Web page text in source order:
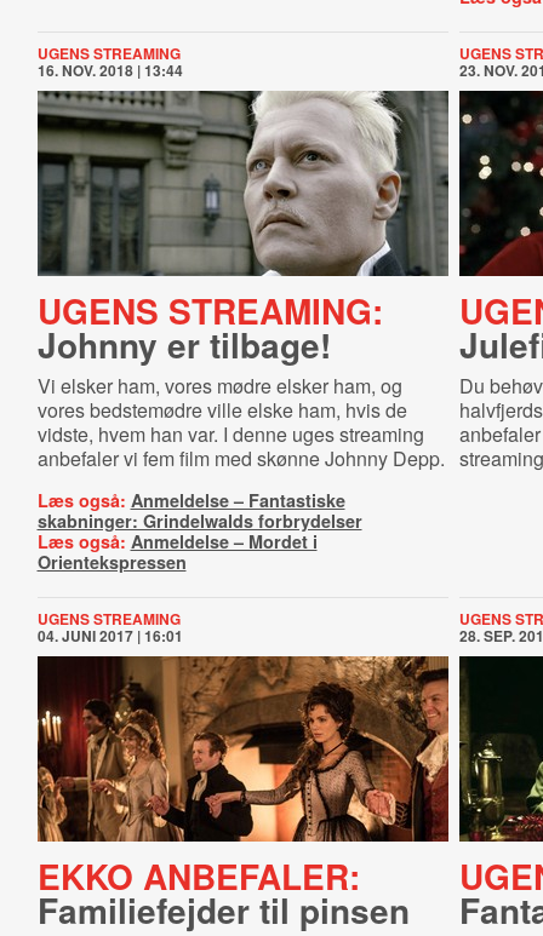
UGENS STREAMING
16. NOV. 2018 | 13:44
UGENS STREAMING:
Johnny er tilbage!
Vi elsker ham, vores mødre elsker ham, og
vores bedstemødre ville elske ham, hvis de
vidste, hvem han var. I denne uges streaming
anbefaler vi fem film med skønne Johnny Depp.
Læs også: Anmeldelse – Fantastiske
skabninger: Grindelwalds forbrydelser
Læs også: Anmeldelse – Mordet i
Orientekspressen
UGENS
23. NOV.
Du
UGENS STREAMING
04. JUNI 2017 | 16:01
EKKO ANBEFALER:
Familiefejder til pinsen
UGENS
28. SEP.